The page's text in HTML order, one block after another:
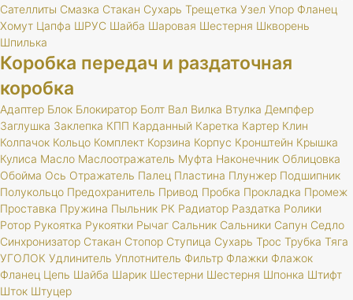
Сателлиты Смазка Стакан Сухарь Трещетка Узел Упор Фланец
Хомут Цапфа ШРУС Шайба Шаровая Шестерня Шкворень
Шпилька
Коробка передач и раздаточная
коробка
Адаптер Блок Блокиратор Болт Вал Вилка Втулка Демпфер
Заглушка Заклепка КПП Карданный Каретка Картер Клин
Колпачок Кольцо Комплект Корзина Корпус Кронштейн Крышка
Кулиса Масло Маслоотражатель Муфта Наконечник Облицовка
Обойма Ось Отражатель Палец Пластина Плунжер Подшипник
Полукольцо Предохранитель Привод Пробка Прокладка Промеж
Проставка Пружина Пыльник РК Радиатор Раздатка Ролики
Ротор Рукоятка Рукоятки Рычаг Сальник Сальники Сапун Седло
Синхронизатор Стакан Стопор Ступица Сухарь Трос Трубка Тяга
УГОЛОК Удлинитель Уплотнитель Фильтр Флажки Флажок
Фланец Цепь Шайба Шарик Шестерни Шестерня Шпонка Штифт
Шток Штуцер